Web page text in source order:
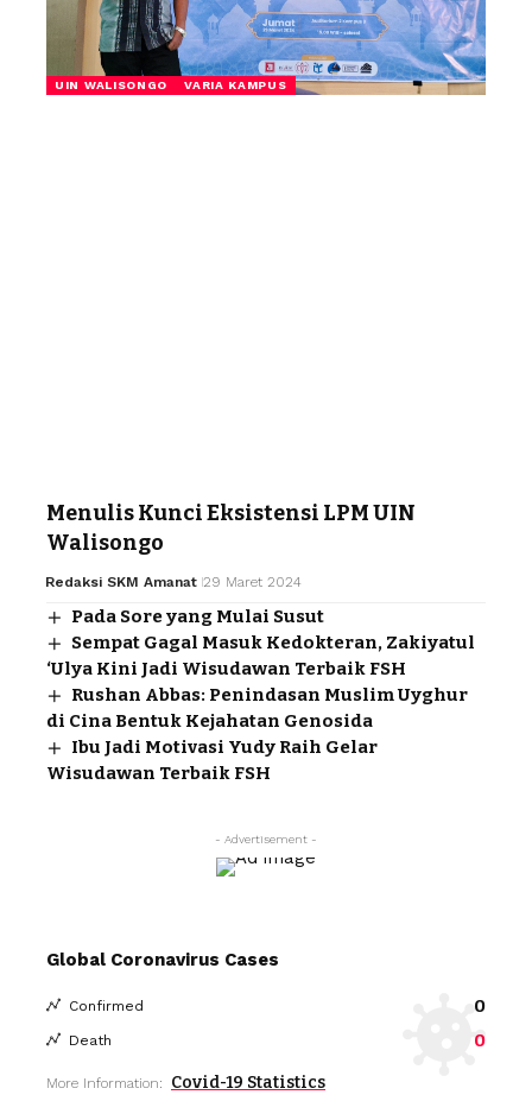
UIN WALISONGO VARIA KAMPUS
Menulis Kunci Eksistensi LPM UIN
Walisongo
Redaksi SKM Amanat 29 Maret 2024
Pada Sore yang Mulai Susut
Sempat Gagal Masuk Kedokteran, Zakiyatul
‘Ulya Kini Jadi Wisudawan Terbaik FSH
Rushan Abbas: Penindasan Muslim Uyghur
di Cina Bentuk Kejahatan Genosida
Ibu Jadi Motivasi Yudy Raih Gelar
Wisudawan Terbaik FSH
- Advertisement -
Global Coronavirus Cases
Confirmed 0
Death 0
More Information: Covid-19 Statistics